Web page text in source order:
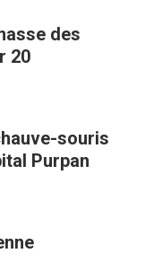
des
20
souris
Purpan